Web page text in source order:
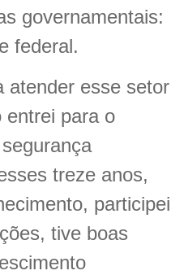
governamentais:
federal.
atender esse setor
entrei para o
treze anos,
participei
tive boas